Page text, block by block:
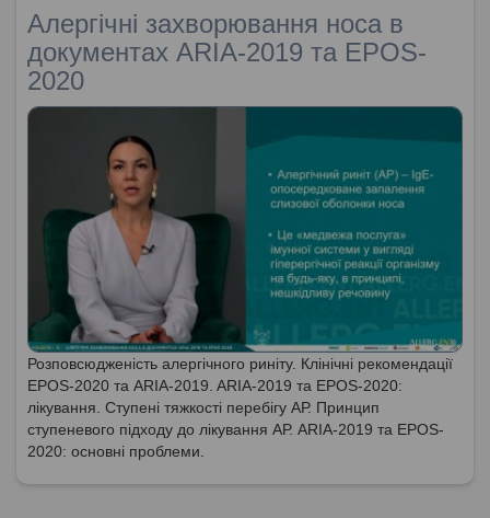
Алергічні захворювання носа в
документах ARIA-2019 та EPOS-
2020
Розповсюдженість алергічного риніту. Клінічні рекомендації
EPOS-2020 та ARIA-2019. ARIA-2019 та EPOS-2020:
лікування. Ступені тяжкості перебігу АР. Принцип
ступеневого підходу до лікування АР. ARIA-2019 та EPOS-
2020: основні проблеми.